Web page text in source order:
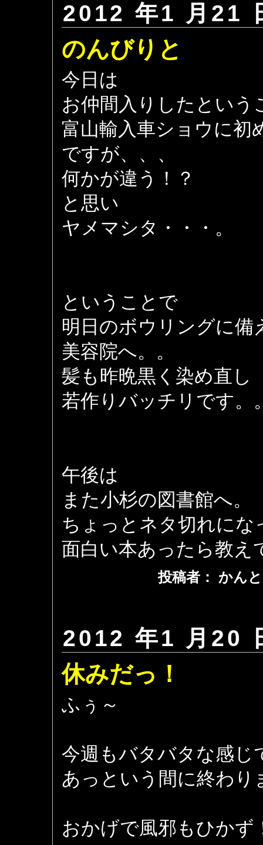
2012 年1 月21
のんびりと
今日は
お仲間入りしたという
富山輸入車ショウに初
ですが、、、
何かが違う！？
と思い
ヤメマシタ・・・。
ということで
明日のボウリングに備
美容院へ。。
髪も昨晩黒く染め直し
若作りバッチリです。
午後は
また小杉の図書館へ。
ちょっとネタ切れにな
面白い本あったら教え
投稿者： かん
2012 年1 月20
休みだっ！
ふぅ～
今週もバタバタな感じ
あっという間に終わり
おかげで風邪もひかず